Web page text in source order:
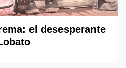
el desesperante